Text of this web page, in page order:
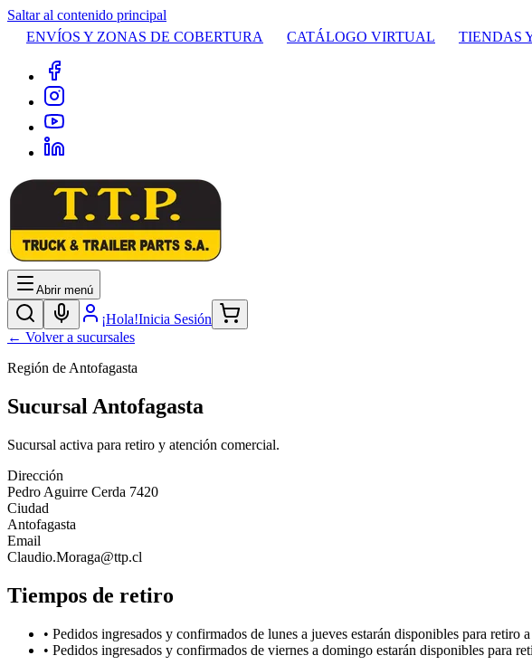
Saltar al contenido principal
ENVÍOS Y ZONAS DE COBERTURA
CATÁLOGO VIRTUAL TIENDAS
Abrir menú
¡Hola!Inicia Sesión
← Volver a sucursales
Región de Antofagasta
Sucursal Antofagasta
Sucursal activa para retiro y atención comercial.
Dirección
Pedro Aguirre Cerda 7420
Ciudad
Antofagasta
Email
Claudio.Moraga@ttp.cl
Tiempos de retiro
• Pedidos ingresados y confirmados de lunes a jueves estarán disponibles para retiro
• Pedidos ingresados y confirmados de viernes a domingo estarán disponibles para